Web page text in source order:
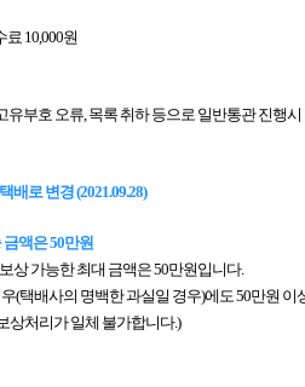
10,000원
부호 오류, 목록 취하 등으로 일반통관 진행시
배로 변경 (2021.09.28)
액은 50만원
상 가능한 최대 금액은 50만원입니다.
(택배사의 명백한 과실일 경우)에도 50만원
상처리가 일체 불가합니다.)